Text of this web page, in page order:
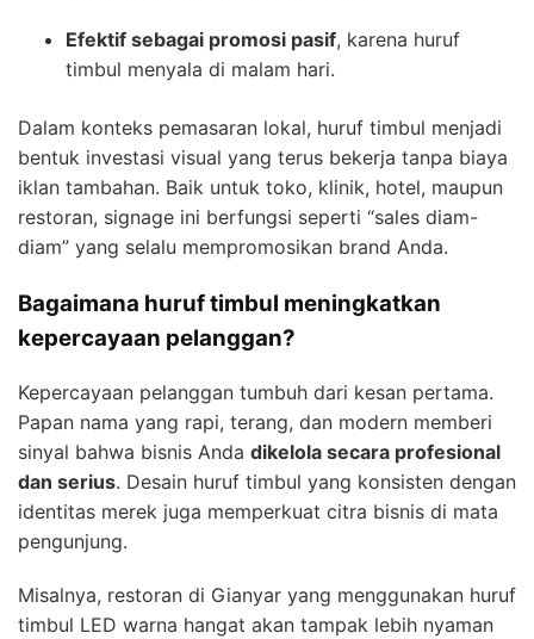
Efektif sebagai promosi pasif, karena huruf
timbul menyala di malam hari.
Dalam konteks pemasaran lokal, huruf timbul menjadi
bentuk investasi visual yang terus bekerja tanpa biaya
iklan tambahan. Baik untuk toko, klinik, hotel, maupun
restoran, signage ini berfungsi seperti “sales diam-
diam” yang selalu mempromosikan brand Anda.
Bagaimana huruf timbul meningkatkan
kepercayaan pelanggan?
Kepercayaan pelanggan tumbuh dari kesan pertama.
Papan nama yang rapi, terang, dan modern memberi
sinyal bahwa bisnis Anda dikelola secara profesional
dan serius. Desain huruf timbul yang konsisten dengan
identitas merek juga memperkuat citra bisnis di mata
pengunjung.
Misalnya, restoran di Gianyar yang menggunakan huruf
timbul LED warna hangat akan tampak lebih nyaman